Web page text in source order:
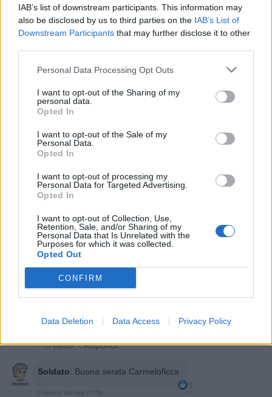
IAB’s list of downstream participants. This information may
also be disclosed by us to third parties on the IAB’s List of
Downstream Participants that may further disclose it to other
Personal Data Processing Opt Outs
I want to opt-out of the Sharing of my
personal data.
Opted In
I want to opt-out of the Sale of my
Personal Data.
Opted In
I want to opt-out of processing my
Personal Data for Targeted Advertising.
Opted In
I want to opt-out of Collection, Use,
Retention, Sale, and/or Sharing of my
Personal Data that Is Unrelated with the
Purposes for which it was collected.
Opted Out
CONFIRM
Data Deletion Data Access Privacy Policy
·Ti stimo·Rispondi
1
3 Giugno alle ore 20:54
Ti stimo· Rispondi
·Ti stimo·Rispondi
Soldato: Buona serata Carmeloficca
1
3 Giugno alle ore 20:59